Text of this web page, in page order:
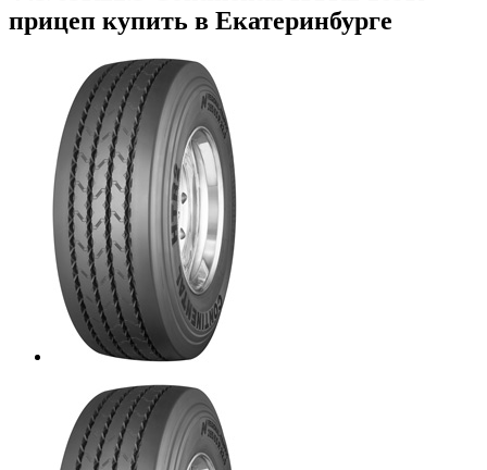
прицеп купить в Екатеринбурге